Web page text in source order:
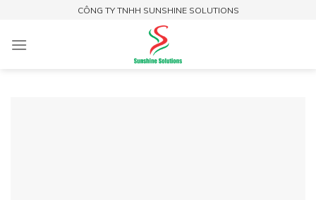
content
CÔNG TY TNHH SUNSHINE SOLUTIONS